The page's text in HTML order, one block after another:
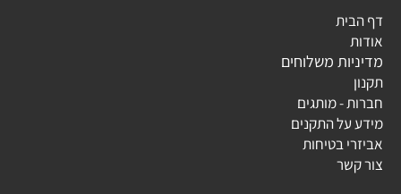
דף הבית
אודות
מדיניות משלוחים
תקנון
חברות - מותגים
מידע על התקנים
אביזרי בטיחות
צור קשר